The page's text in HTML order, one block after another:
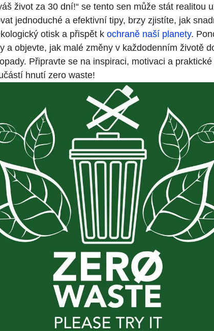
život za 30 dní!“ se tento sen může stát realitou
jednoduché a efektivní tipy, brzy zjistíte, jak
otisk a přispět k ochraně naší planety.
a objevte, jak malé změny v každodenním životě
Připravte se na inspiraci, motivaci a
hnutí zero waste!